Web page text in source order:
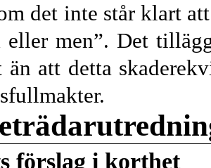
det inte står klart
eller men”. Det
än att detta
fullmakter.
förslag i korthet